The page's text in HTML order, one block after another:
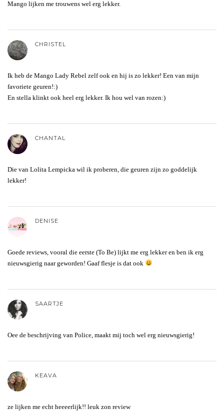
Mango lijken me trouwens wel erg lekker.
CHRISTEL
Ik heb de Mango Lady Rebel zelf ook en hij is zo lekker! Een van mijn
favoriete geuren!:)
En stella klinkt ook heel erg lekker. Ik hou wel van rozen:)
CHANTAL
Die van Lolita Lempicka wil ik proberen, die geuren zijn zo goddelijk
lekker!
DENISE
Goede reviews, vooral die eerste (To Be) lijkt me erg lekker en ben ik erg
nieuwsgierig naar geworden! Gaaf flesje is dat ook
SAARTJE
Oee de beschrijving van Police, maakt mij toch wel erg nieuwsgierig!
KEAVA
ze lijken me echt heeeerlijk!! leuk zon review